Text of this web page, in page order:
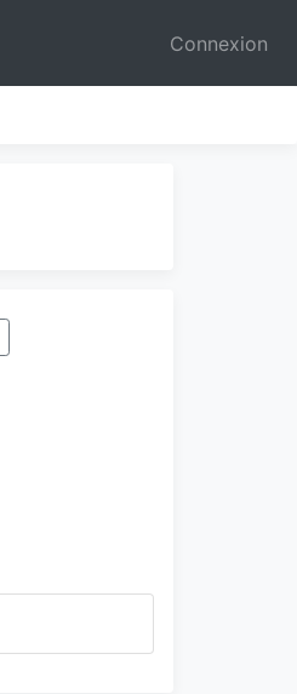
Connexion